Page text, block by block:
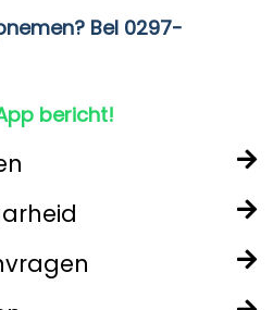
Bel 0297-
bericht!